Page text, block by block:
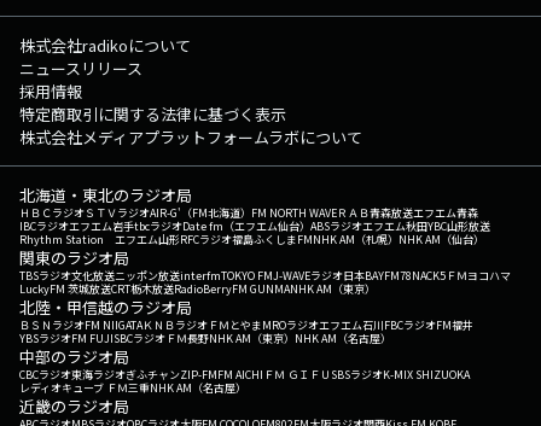
株式会社radikoについて
ニュースリリース
採用情報
特定商取引に関する法律に基づく表示
株式会社メディアプラットフォームラボについて
北海道・東北のラジオ局
ＨＢＣラジオＳＴＶラジオAIR-G'（FM北海道） FM NORTH WAVEＲＡＢ青森放送エフエム青森
IBCラジオエフエム岩手tbcラジオDate fm（エフエム仙台） ABSラジオエフエム秋田YBC山形放送
Rhythm Station エフエム山形RFCラジオ福島ふくしまFMNHK AM（札幌） NHK AM（仙台）
関東のラジオ局
TBSラジオ文化放送ニッポン放送interfmTOKYO FMJ-WAVEラジオ日本BAYFM78NACK5 ＦＭヨコハマ
LuckyFM 茨城放送CRT栃木放送RadioBerryFM GUNMANHK AM（東京）
北陸・甲信越のラジオ局
ＢＳＮラジオFM NIIGATAＫＮＢラジオ ＦＭとやまMROラジオエフエム石川FBCラジオFM福井
YBSラジオFM FUJISBCラジオ ＦＭ長野NHK AM（東京） NHK AM（名古屋）
中部のラジオ局
CBCラジオ東海ラジオぎふチャンZIP-FMFM AICHI ＦＭ ＧＩＦＵ SBSラジオK-MIX SHIZUOKA
レディオキューブ ＦＭ三重NHK AM（名古屋）
近畿のラジオ局